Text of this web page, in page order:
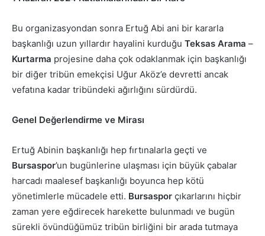
Bu organizasyondan sonra Ertuğ Abi ani bir kararla
başkanlığı uzun yıllardır hayalini kurduğu Teksas Arama –
Kurtarma projesine daha çok odaklanmak için başkanlığı
bir diğer tribün emekçisi Uğur Aköz’e devretti ancak
vefatına kadar tribündeki ağırlığını sürdürdü.
Genel Değerlendirme ve Mirası
Ertuğ Abinin başkanlığı hep fırtınalarla geçti ve
Bursaspor’un bugünlerine ulaşması için büyük çabalar
harcadı maalesef başkanlığı boyunca hep kötü
yönetimlerle mücadele etti. Bursaspor çıkarlarını hiçbir
zaman yere eğdirecek harekette bulunmadı ve bugün
sürekli övündüğümüz tribün birliğini bir arada tutmaya